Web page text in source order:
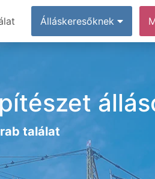
Álláskeresőknek
találat